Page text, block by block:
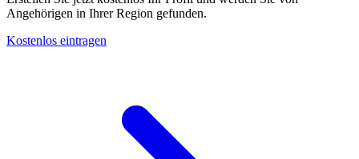
Angehörigen in Ihrer Region gefunden.
Kostenlos eintragen